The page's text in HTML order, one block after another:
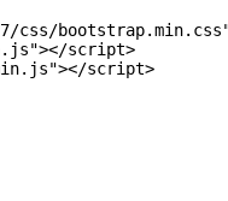
css/
></script>
></script>